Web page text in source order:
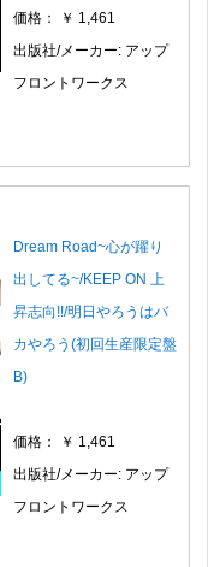
価格： ￥ 1,461
出版社/メーカー: アップ
フロントワークス
Dream Road~心が躍り
出してる~/KEEP ON 上
昇志向!!/明日やろうはバ
カやろう(初回生産限定盤
B)
価格： ￥ 1,461
出版社/メーカー: アップ
フロントワークス